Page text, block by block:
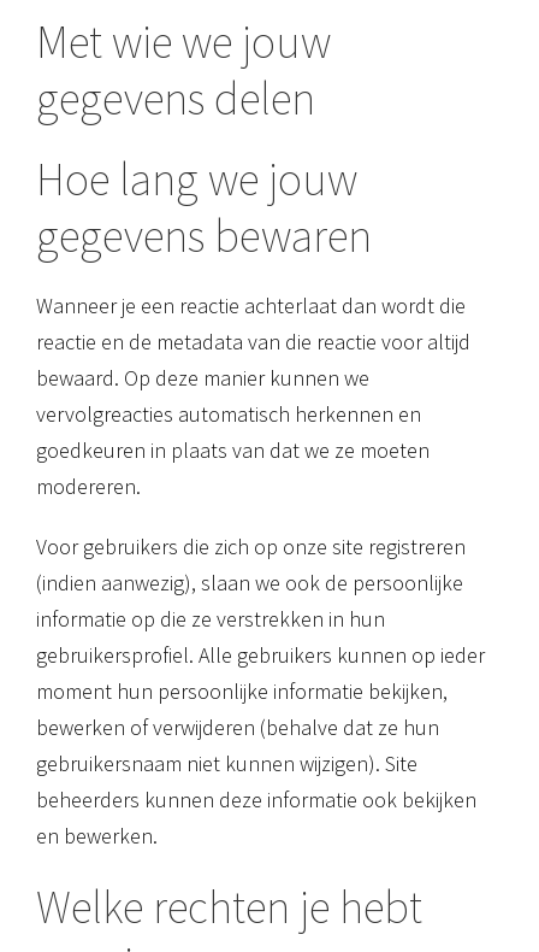
Met wie we jouw
gegevens delen
Hoe lang we jouw
gegevens bewaren
Wanneer je een reactie achterlaat dan wordt die
reactie en de metadata van die reactie voor altijd
bewaard. Op deze manier kunnen we
vervolgreacties automatisch herkennen en
goedkeuren in plaats van dat we ze moeten
modereren.
Voor gebruikers die zich op onze site registreren
(indien aanwezig), slaan we ook de persoonlijke
informatie op die ze verstrekken in hun
gebruikersprofiel. Alle gebruikers kunnen op ieder
moment hun persoonlijke informatie bekijken,
bewerken of verwijderen (behalve dat ze hun
gebruikersnaam niet kunnen wijzigen). Site
beheerders kunnen deze informatie ook bekijken
en bewerken.
Welke rechten je hebt